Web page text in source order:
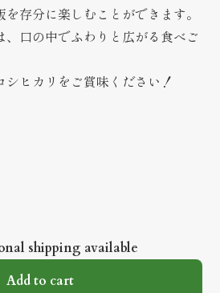
存分に楽しむことができます。
、口の中でふわりと広がる食べご
ヒカリをご賞味ください！
shipping available
Add to cart